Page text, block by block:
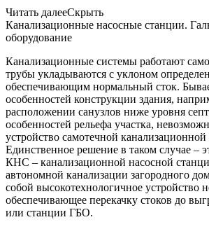
Читать далееСкрыть
Канализационные насосные станции.
оборудование
Канализационные системы работают
трубы укладываются с уклоном
обеспечивающим нормальный сток.
особенностей конструкции здания,
расположении санузлов ниже уровня
особенностей рельефа участка,
устройство самотечной
Единственное решение в таком случае –
КНС – канализационной насосной
автономной канализации загородного
собой высокотехнологичное устройство
обеспечивающее перекачку стоков до
или станции ГБО.